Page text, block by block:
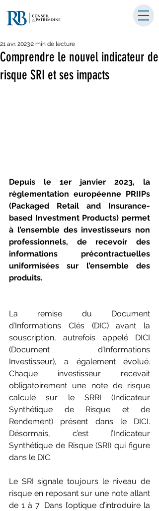
Comprendre le nouvel indicateur de
risque SRI et ses impacts
21 avr. 20232 min de lecture
Depuis le 1er janvier 2023, la
règlementation européenne PRIIPs
(Packaged Retail and Insurance-
based Investment Products) permet
à l’ensemble des investisseurs non
professionnels, de recevoir des
informations précontractuelles
uniformisées sur l’ensemble des
produits.
La remise du Document
d’Informations Clés (DIC) avant la
souscription, autrefois appelé DICI
(Document d’Informations
Investisseur), a également évolué.
Chaque investisseur recevait
obligatoirement une note de risque
calculé sur le SRRI (Indicateur
Synthétique de Risque et de
Rendement) présent dans le DICI.
Désormais, c’est l’Indicateur
Synthétique de Risque (SRI) qui figure
dans le DIC.
Le SRI signale toujours le niveau de
risque en reposant sur une note allant
de 1 à 7. Dans l’optique d’introduire la